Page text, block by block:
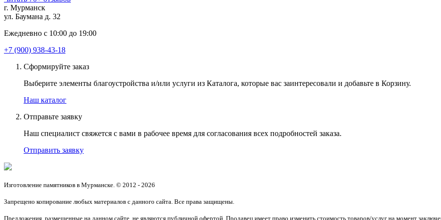
г. Мурманск
ул. Баумана д. 32
Ежедневно с 10:00 до 19:00
+7 (900) 938-43-18
Сформируйте заказ
Выберите элементы благоустройства и/или услуги из Каталога, которые вас заинтересовали и добавьте в Корзину.
Наш каталог
Отправьте заявку
Наш специалист свяжется с вами в рабочее время для согласования всех подробностей заказа.
Отправить заявку
Изготовление памятников в Мурманске. © 2012 - 2026
Запрещено копирование любых материалов с данного сайта. Все права защищены.
Предложения, размещенные на данном сайте, не являются публичной офертой. Продавец имеет право изменить стоимость товаров/услуг на момент